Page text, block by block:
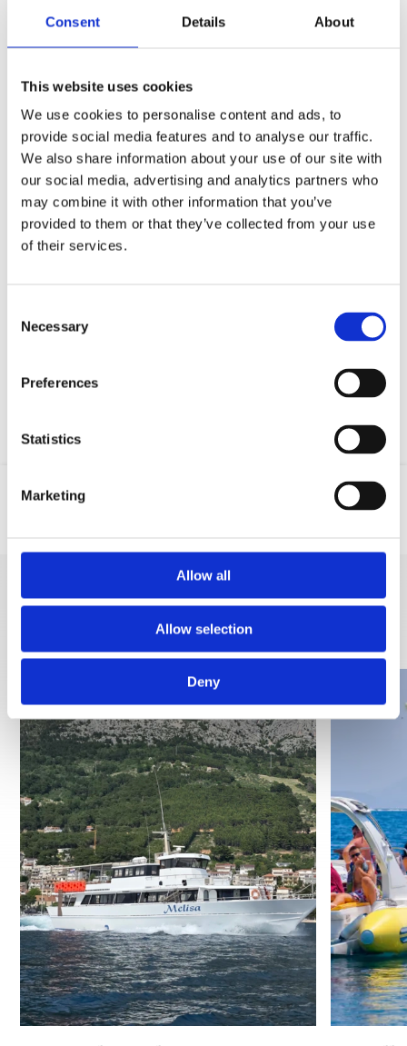
Consent Details About
This website uses cookies
We use cookies to personalise content and ads, to
provide social media features and to analyse our traffic.
We also share information about your use of our site with
our social media, advertising and analytics partners who
may combine it with other information that you’ve
provided to them or that they’ve collected from your use
of their services.
Selection
Necessary
Preferences
Statistics
Marketing
Allow all
Allow selection
Deny
Entered data will be sent to third party described on this page via e-
mail.
DISCOVER MORE